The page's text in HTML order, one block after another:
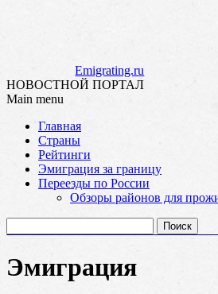
Emigrating.ru
НОВОСТНОЙ ПОРТАЛ
Main menu
content
Главная
Страны
Рейтинги
Эмиграция за границу
Переезды по России
Обзоры районов для
Эмиграция